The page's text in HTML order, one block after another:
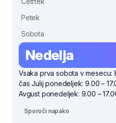
Petek
Sobota
Nedelja
Vsaka prva sobota v mesecu:
čas Julij ponedeljek: 9.00 –
Avgust ponedeljek: 9.00 –
Sporoči napako